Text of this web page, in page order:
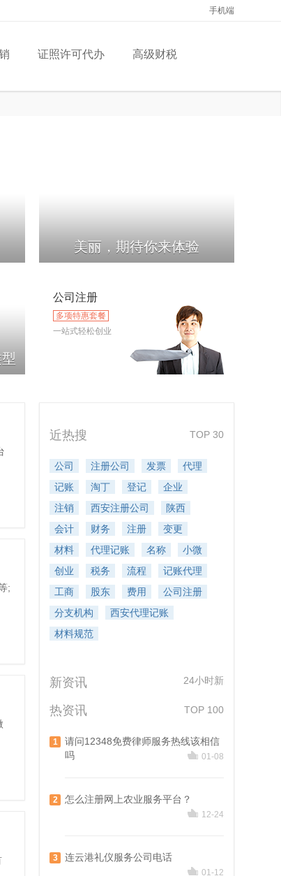
手机端
证照许可代办 高级财税
美丽，期待你来体验
公司注册
多项特惠套餐
一站式轻松创业
代理记账
商标注册
餐饮服务三大证照
;
近热搜 TOP 30
公司 注册公司 发票
代理
记账
淘丁 登记
企业
注销
西安注册公司
陕西
会计
财务 注册
变更
材料
代理记账 名称
小微
创业
税务 流程
记账代理
工商
股东 费用
公司注册
分支机构
西安代理记账
材料规范
新资讯 24小时新
热资讯 TOP 100
1
请问12348免费律师服务热线该相信
吗
01-08
2 怎么注册网上农业服务平台？
12-24
3 连云港礼仪服务公司电话
01-12